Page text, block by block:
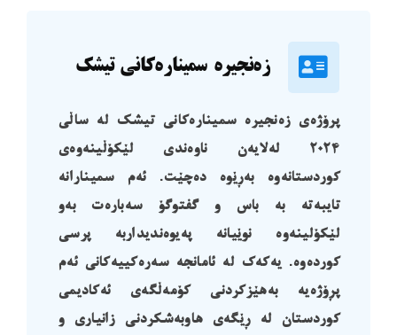
زەنجیرە سمینارەکانی تیشک
پرۆژەیزەنجیرە سمینارەکانی تیشک لە ساڵی
٢٠٢٤ لەلایەن ناوەندی لێکۆڵینەوەی
کوردستانەوە بەڕێوە دەچێت. ئەم سمینارانە
تایبەتە بە باس و گفتوگۆ سەبارەت بەو
لێکۆلینەوە نوێیانە پەیوەندیداربە پرسی
کوردەوە. یەکەک لە ئامانجە سەرەکییەکانی ئەم
پڕۆژەیە بەهێزکردنی کۆمەڵگەی ئەکادیمی
کوردستان لە ڕێگەی هاوبەشکردنی زانیاری و